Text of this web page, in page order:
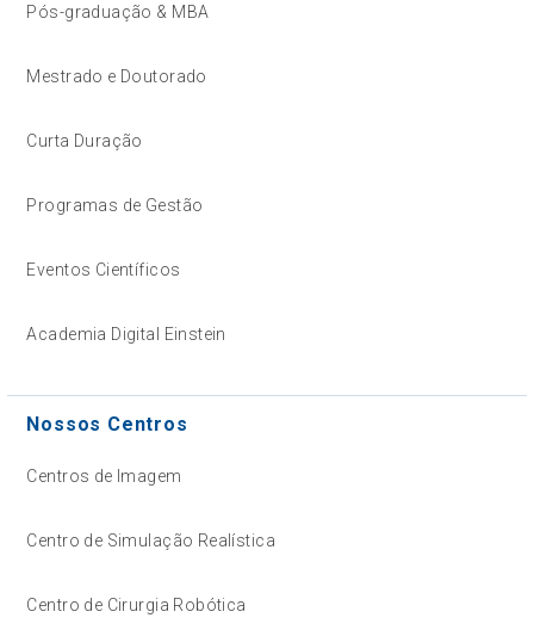
Pós-graduação & MBA
Mestrado e Doutorado
Curta Duração
Programas de Gestão
Eventos Científicos
Academia Digital Einstein
Nossos Centros
Centros de Imagem
Centro de Simulação Realística
Centro de Cirurgia Robótica